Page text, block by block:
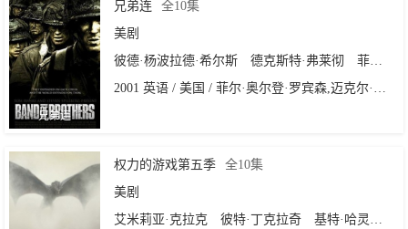
兄弟连
兄弟连
全10集
美剧
彼德·杨波拉德·希尔斯
德克斯特·弗莱彻
菲利普·巴兰蒂尼
权力的游戏第五季
全10集
美剧
艾米莉亚·克拉克
彼特·丁克拉奇 基特·哈灵顿